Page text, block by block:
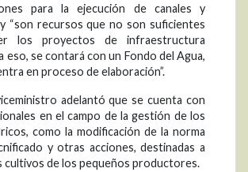
para la ejecución de canales y
“son recursos que no son suficientes
los proyectos de infraestructura
eso, se contará con un Fondo del Agua,
en proceso de elaboración”.
adelantó que se cuenta con
en el campo de la gestión de los
como la modificación de la norma
y otras acciones, destinadas a
cultivos de los pequeños productores.